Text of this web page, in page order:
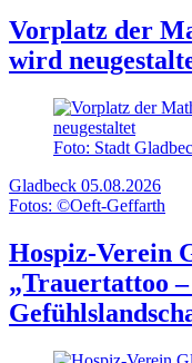
Vorplatz der
wird
Foto: Stadt
Gladbeck 05.08.2026
Fotos: ©Oeft-Geffarth
Hospiz-Verein
„Trauertattoo